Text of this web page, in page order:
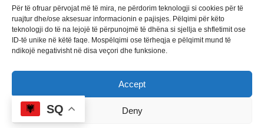
Për të ofruar përvojat më të mira, ne përdorim teknologji si cookies për të
ruajtur dhe/ose aksesuar informacionin e pajisjes. Pëlqimi për këto
teknologji do të na lejojë të përpunojmë të dhëna si sjellja e shfletimit ose
ID-të unike në këtë faqe. Mospëlqimi ose tërheqja e pëlqimit mund të
ndikojë negativisht në disa veçori dhe funksione.
Accept
Deny
Follow Us
258kFollowers 415k Followers
Subscribers
Subscribe
SQ